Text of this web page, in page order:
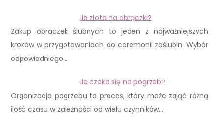
Ile złota na obrączki?
Zakup obrączek ślubnych to jeden z najważniejszych
kroków w przygotowaniach do ceremonii zaślubin. Wybór
odpowiedniego…
Ile czeka się na pogrzeb?
Organizacja pogrzebu to proces, który może zająć różną
ilość czasu w zależności od wielu czynników.…